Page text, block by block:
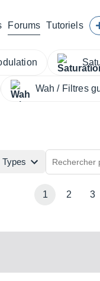
Forums Tutoriels
Wah / Filtres
Types
1 2 3